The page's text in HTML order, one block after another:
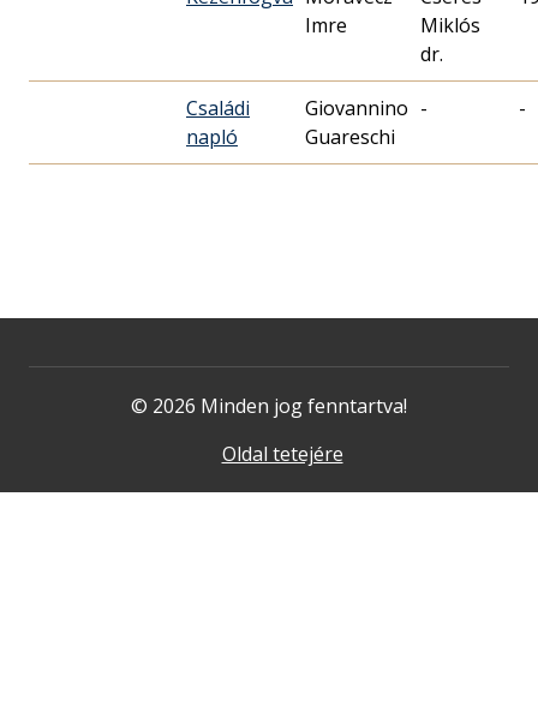
Imre
Miklós
dr.
Családi
napló
Giovannino
Guareschi
- -
© 2026 Minden jog fenntartva!
Oldal tetejére